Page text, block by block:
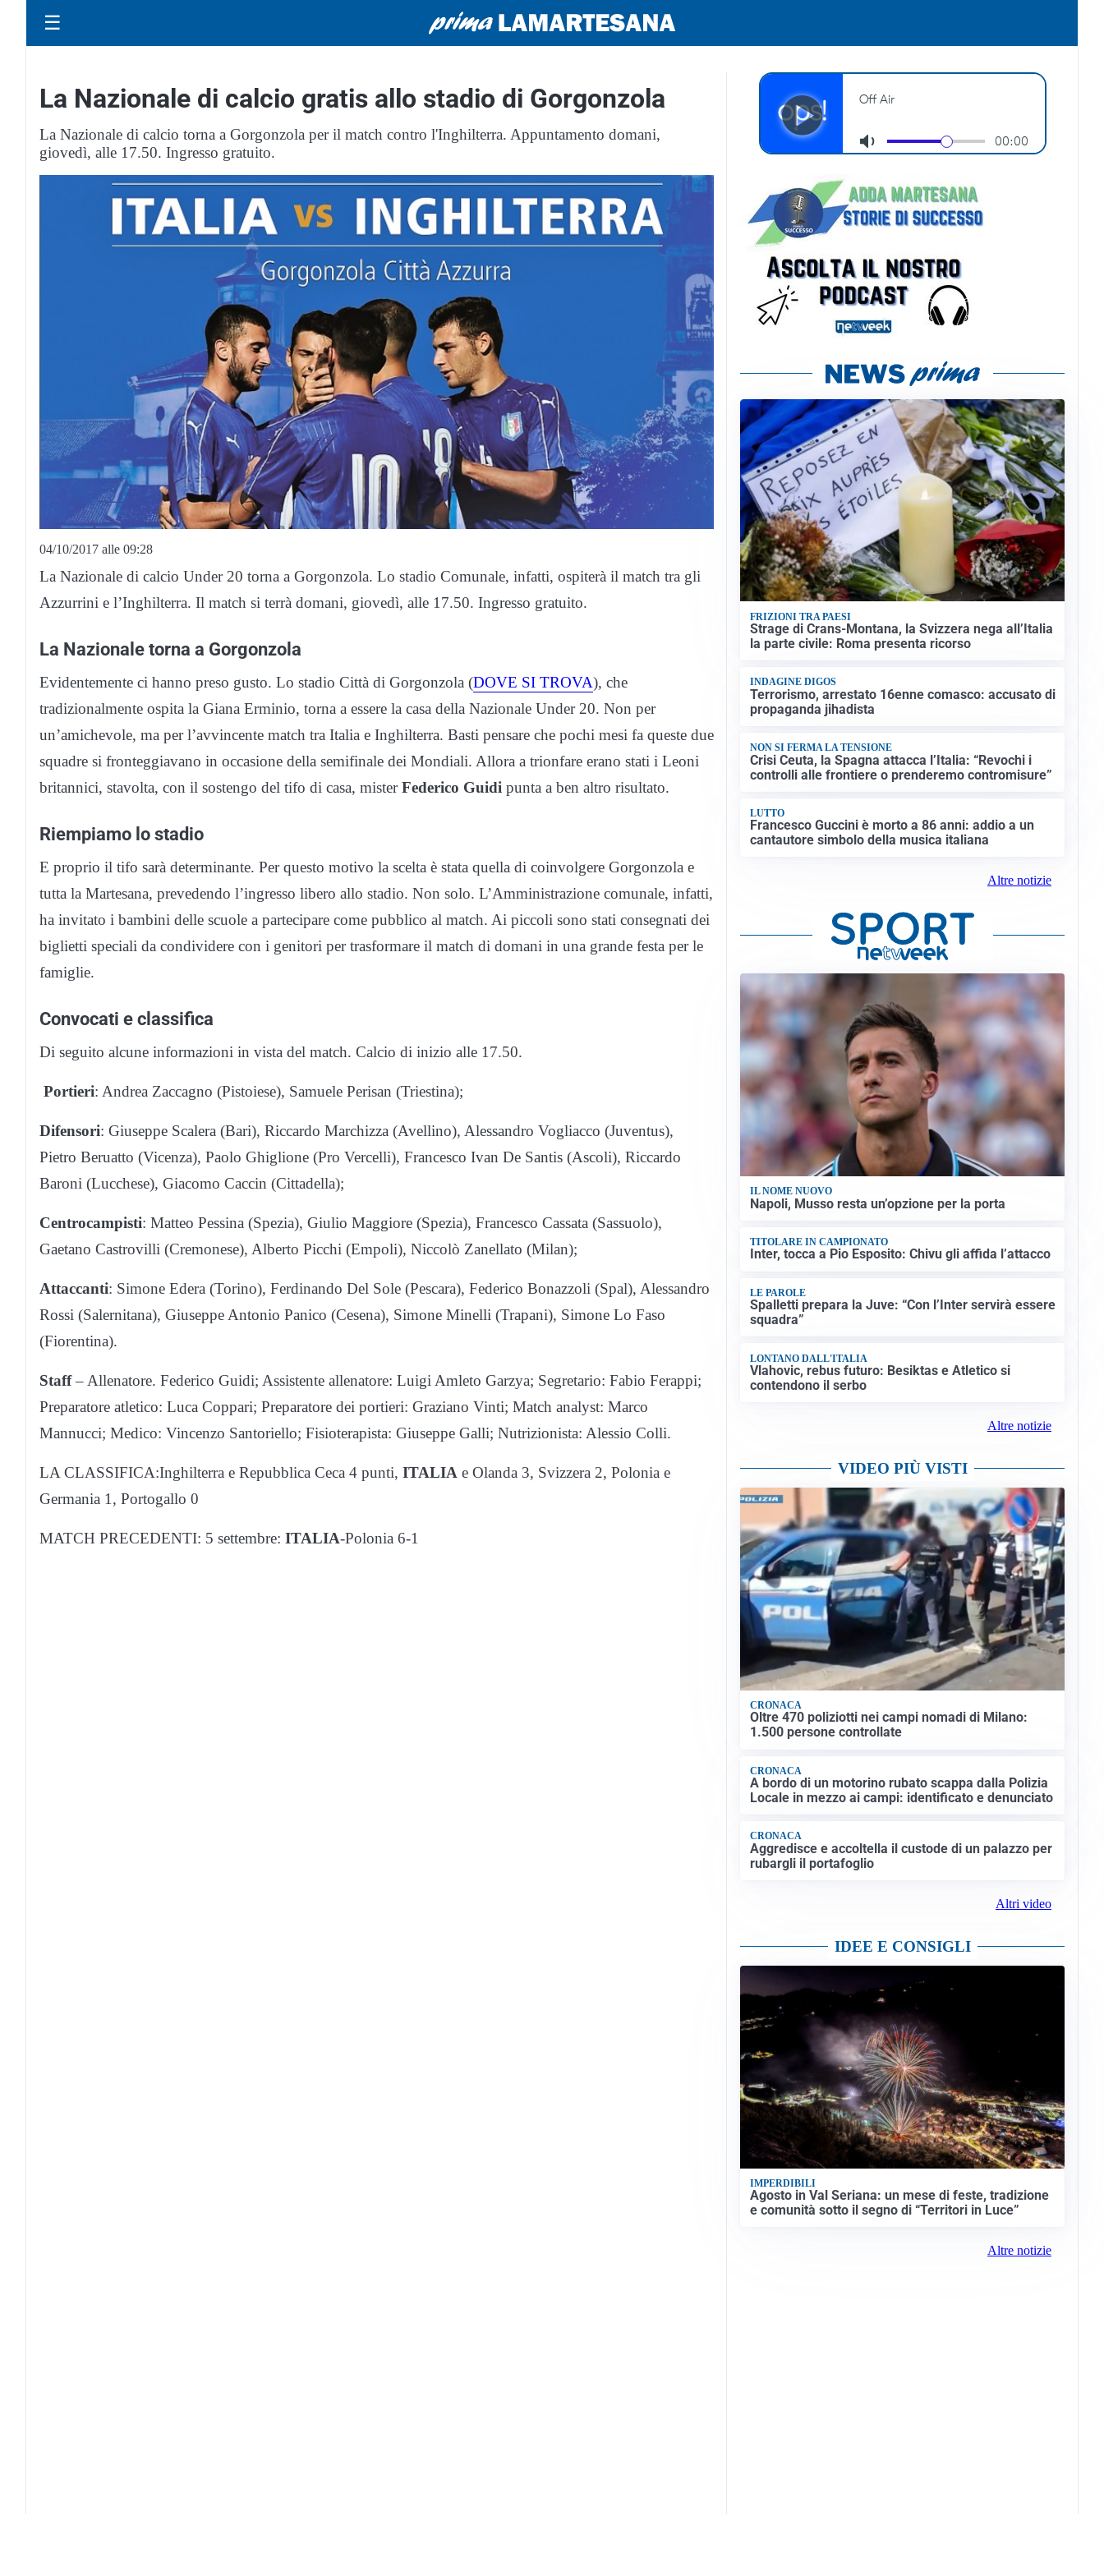
☰
La Nazionale di calcio gratis allo stadio di Gorgonzola
La Nazionale di calcio torna a Gorgonzola per il match contro l'Inghilterra. Appuntamento domani,
giovedì, alle 17.50. Ingresso gratuito.
04/10/2017 alle 09:28
La Nazionale di calcio Under 20 torna a Gorgonzola. Lo stadio Comunale, infatti, ospiterà il match tra gli
Azzurrini e l’Inghilterra. Il match si terrà domani, giovedì, alle 17.50. Ingresso gratuito.
La Nazionale torna a Gorgonzola
Evidentemente ci hanno preso gusto. Lo stadio Città di Gorgonzola (DOVE SI TROVA), che
tradizionalmente ospita la Giana Erminio, torna a essere la casa della Nazionale Under 20. Non per
un’amichevole, ma per l’avvincente match tra Italia e Inghilterra. Basti pensare che pochi mesi fa queste due
squadre si fronteggiavano in occasione della semifinale dei Mondiali. Allora a trionfare erano stati i Leoni
britannici, stavolta, con il sostengo del tifo di casa, misterFederico Guidi punta a ben altro risultato.
Riempiamo lo stadio
E proprio il tifo sarà determinante. Per questo motivo la scelta è stata quella di coinvolgere Gorgonzola e
tutta la Martesana, prevedendo l’ingresso libero allo stadio. Non solo. L’Amministrazione comunale, infatti,
ha invitato i bambini delle scuole a partecipare come pubblico al match. Ai piccoli sono stati consegnati dei
biglietti speciali da condividere con i genitori per trasformare il match di domani in una grande festa per le
famiglie.
Convocati e classifica
Di seguito alcune informazioni in vista del match. Calcio di inizio alle 17.50.
Portieri: Andrea Zaccagno (Pistoiese), Samuele Perisan (Triestina);
Difensori: Giuseppe Scalera (Bari), Riccardo Marchizza (Avellino), Alessandro Vogliacco (Juventus),
Pietro Beruatto (Vicenza), Paolo Ghiglione (Pro Vercelli), Francesco Ivan De Santis (Ascoli), Riccardo
Baroni (Lucchese), Giacomo Caccin (Cittadella);
Centrocampisti: Matteo Pessina (Spezia), Giulio Maggiore (Spezia), Francesco Cassata (Sassuolo),
Gaetano Castrovilli (Cremonese), Alberto Picchi (Empoli), Niccolò Zanellato (Milan);
Attaccanti: Simone Edera (Torino), Ferdinando Del Sole (Pescara), Federico Bonazzoli (Spal), Alessandro
Rossi (Salernitana), Giuseppe Antonio Panico (Cesena), Simone Minelli (Trapani), Simone Lo Faso
(Fiorentina).
Staff– Allenatore. Federico Guidi; Assistente allenatore: Luigi Amleto Garzya; Segretario: Fabio Ferappi;
Preparatore atletico: Luca Coppari; Preparatore dei portieri: Graziano Vinti; Match analyst: Marco
Mannucci; Medico: Vincenzo Santoriello; Fisioterapista: Giuseppe Galli; Nutrizionista: Alessio Colli.
LA CLASSIFICA:Inghilterra e Repubblica Ceca 4 punti, ITALIA e Olanda 3, Svizzera 2, Polonia e
Germania 1, Portogallo 0
MATCH PRECEDENTI: 5 settembre: ITALIA-Polonia 6-1
FRIZIONI TRA PAESI
Strage di Crans-Montana, la Svizzera nega all’Italia
la parte civile: Roma presenta ricorso
INDAGINE DIGOS
Terrorismo, arrestato 16enne comasco: accusato di
propaganda jihadista
NON SI FERMA LA TENSIONE
Crisi Ceuta, la Spagna attacca l’Italia: “Revochi i
controlli alle frontiere o prenderemo contromisure”
LUTTO
Francesco Guccini è morto a 86 anni: addio a un
cantautore simbolo della musica italiana
Altre notizie
IL NOME NUOVO
Napoli, Musso resta un’opzione per la porta
TITOLARE IN CAMPIONATO
Inter, tocca a Pio Esposito: Chivu gli affida l’attacco
LE PAROLE
Spalletti prepara la Juve: “Con l’Inter servirà essere
squadra”
LONTANO DALL'ITALIA
Vlahovic, rebus futuro: Besiktas e Atletico si
contendono il serbo
Altre notizie
VIDEO PIÙ VISTI
CRONACA
Oltre 470 poliziotti nei campi nomadi di Milano:
1.500 persone controllate
CRONACA
A bordo di un motorino rubato scappa dalla Polizia
Locale in mezzo ai campi: identificato e denunciato
CRONACA
Aggredisce e accoltella il custode di un palazzo per
rubargli il portafoglio
Altri video
IDEE E CONSIGLI
IMPERDIBILI
Agosto in Val Seriana: un mese di feste, tradizione
e comunità sotto il segno di “Territori in Luce”
Altre notizie